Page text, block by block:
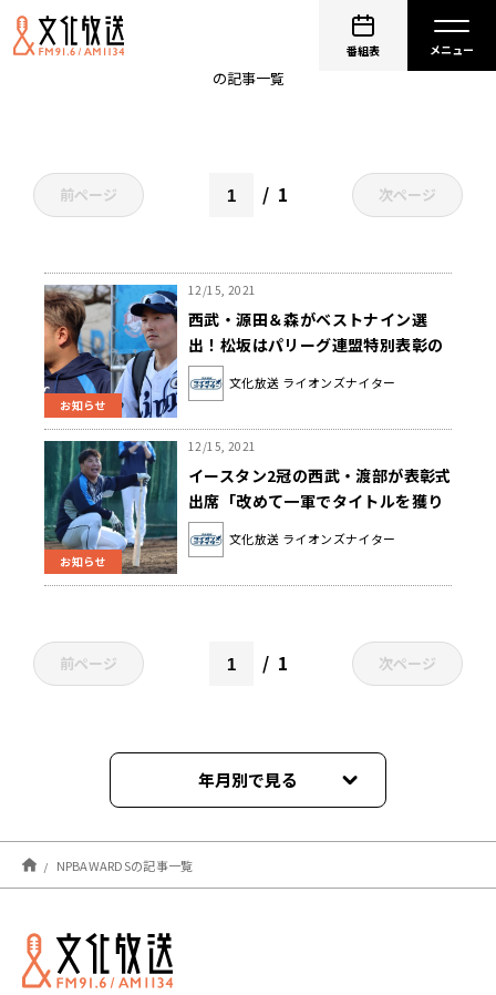
番組表
の記事一覧
前ページ 1 次ページ
お知らせ
12/15, 2021
西武・源田＆森がベストナイン選
出！松坂はパリーグ連盟特別表彰の
功労賞を受賞(ライオンズナイター)
文化放送 ライオンズナイター
お知らせ
12/15, 2021
イースタン2冠の西武・渡部が表彰式
出席「改めて一軍でタイトルを獲り
たいと」(ライオンズナイター)
文化放送 ライオンズナイター
前ページ 1 次ページ
年月別で見る
2021年12月
NPBAWARDSの記事一覧